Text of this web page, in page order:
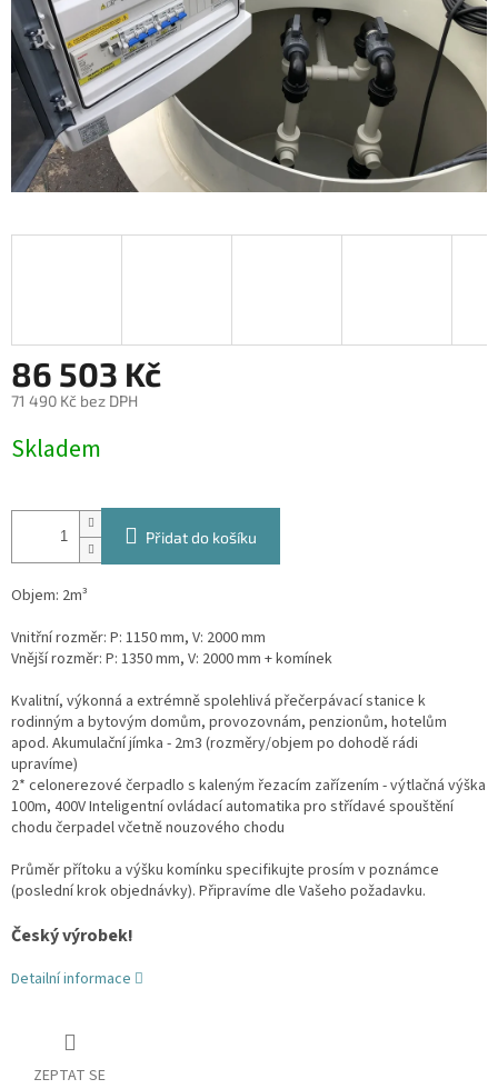
86 503 Kč
71 490 Kč bez DPH
cena:
Skladem
Přidat do košíku
Objem: 2m³
Vnitřní rozměr: P: 1150 mm, V: 2000 mm
Vnější rozměr: P: 1350 mm, V: 2000 mm + komínek
Kvalitní, výkonná a extrémně spolehlivá přečerpávací stanice k
rodinným a bytovým domům, provozovnám, penzionům, hotelům
apod. Akumulační jímka - 2m3 (rozměry/objem po dohodě rádi
upravíme)
2* celonerezové čerpadlo s kaleným řezacím zařízením - výtlačná výška
100m, 400V Inteligentní ovládací automatika pro střídavé spouštění
chodu čerpadel včetně nouzového chodu
Průměr přítoku a výšku komínku specifikujte prosím v poznámce
(poslední krok objednávky). Připravíme dle Vašeho požadavku.
Český výrobek!
Detailní informace
ZEPTAT SE